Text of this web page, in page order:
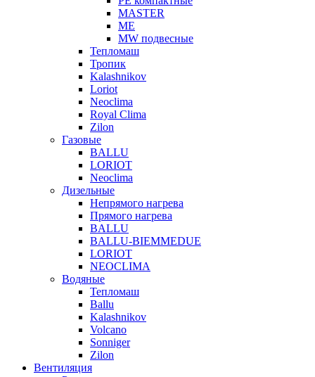
MASTER
МЕ
MW подвесные
Тепломаш
Тропик
Kalashnikov
Loriot
Neoclima
Royal Clima
Zilon
Газовые
BALLU
LORIOT
Neoclima
Дизельные
Непрямого нагрева
Прямого нагрева
BALLU
BALLU-BIEMMEDUE
LORIOT
NEOCLIMA
Водяные
Тепломаш
Ballu
Kalashnikov
Volcano
Sonniger
Zilon
Вентиляция